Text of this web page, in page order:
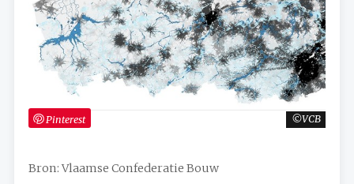
VCB
Pinterest
Bron: Vlaamse Confederatie Bouw